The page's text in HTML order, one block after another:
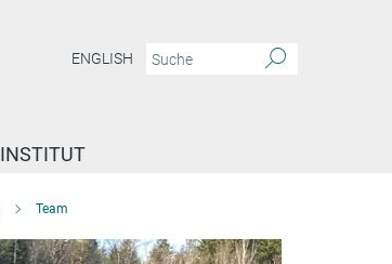
ENGLISH
INSTITUT
Team